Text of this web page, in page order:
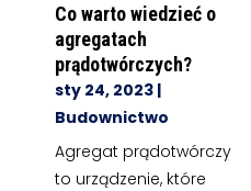
Co warto wiedzieć o
agregatach
prądotwórczych?
sty 24, 2023|
Budownictwo
Agregat prądotwórczy
to urządzenie, które